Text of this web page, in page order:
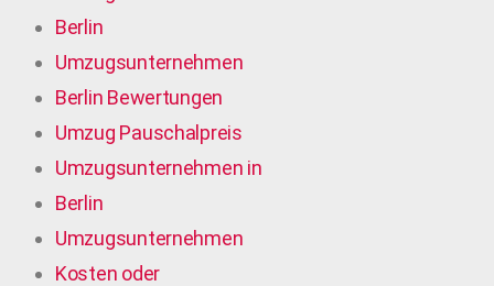
Berlin
Umzugsunternehmen
Berlin Bewertungen
Umzug Pauschalpreis
Umzugsunternehmen in
Berlin
Umzugsunternehmen
Kosten oder